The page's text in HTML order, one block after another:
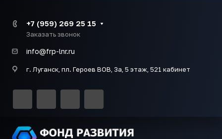
+7 (959) 269 25 15
Заказать звонок
info@frp-lnr.ru
г. Луганск, пл. Героев ВОВ, 3а, 5 этаж, 521 кабинет